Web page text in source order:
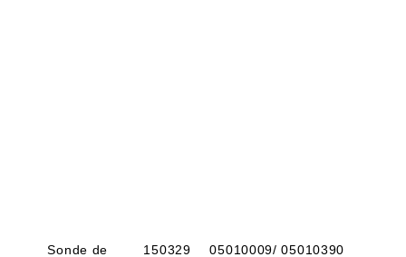
Sonde de
150329 05010009/ 05010390